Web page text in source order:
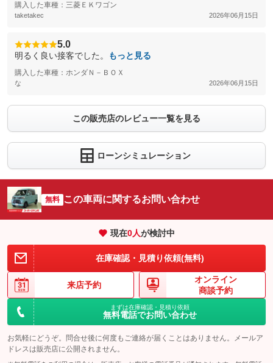
購入した車種：三菱ＥＫワゴン
taketakec 2026年06月15日
5.0
明るく良い接客でした。 もっと見る
購入した車種：ホンダＮ－ＢＯＸ
な 2026年06月15日
この販売店のレビュー一覧を見る
ローンシミュレーション
無料 この車両に関するお問い合わせ
現在0人が検討中
在庫確認・見積り依頼(無料)
来店予約
オンライン
商談予約
まずは在庫確認・見積り依頼
無料電話でお問い合わせ
お気軽にどうぞ。問合せ後に何度もご連絡が届くことはありません。メールア
ドレスは販売店に公開されません。